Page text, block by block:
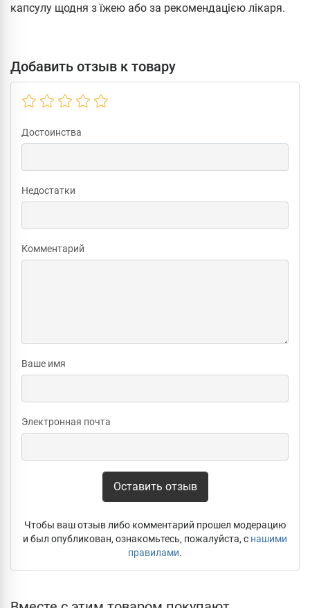
капсулу щодня з їжею або за рекомендацією лікаря.
Добавить отзыв к товару
Достоинства
Недостатки
Комментарий
Ваше имя
Электронная почта
Оставить отзыв
Чтобы ваш отзыв либо комментарий прошел модерацию
и был опубликован, ознакомьтесь, пожалуйста, с нашими
правилами.